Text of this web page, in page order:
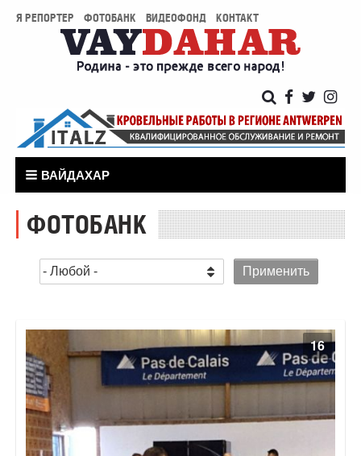
Я РЕПОРТЕР ФОТОБАНК ВИДЕОФОНД КОНТАКТ
ВАЙДАХАР
ФОТОБАНК
16